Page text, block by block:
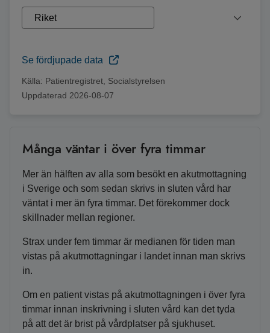
Se fördjupade data
Källa: Patientregistret, Socialstyrelsen
Uppdaterad 2026-08-07
Många väntar i över fyra timmar
Mer än hälften av alla som besökt en akutmottagning
i Sverige och som sedan skrivs in sluten vård har
väntat i mer än fyra timmar. Det förekommer dock
skillnader mellan regioner.
Strax under fem timmar är medianen för tiden man
vistas på akutmottagningar i landet innan man skrivs
in.
Om en patient vistas på akutmottagningen i över fyra
timmar innan inskrivning i sluten vård kan det tyda
på att det är brist på vårdplatser på sjukhuset.